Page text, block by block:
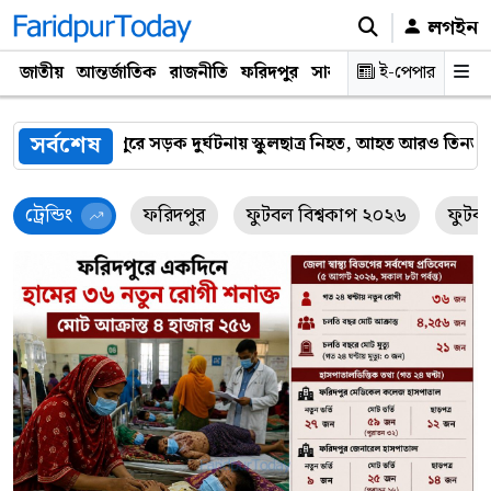
লগইন
জাতীয় আন্তর্জাতিক রাজনীতি ফরিদপুর সারাদেশ প্রযুক্তি
ই-পেপার
সর্বশেষনিহত, আহত আরও তিনজন ফরিদপুরে ভ্রাম্যমাণ আদালতের
ট্রেন্ডিং ফরিদপুর ফুটবল বিশ্বকাপ ২০২৬